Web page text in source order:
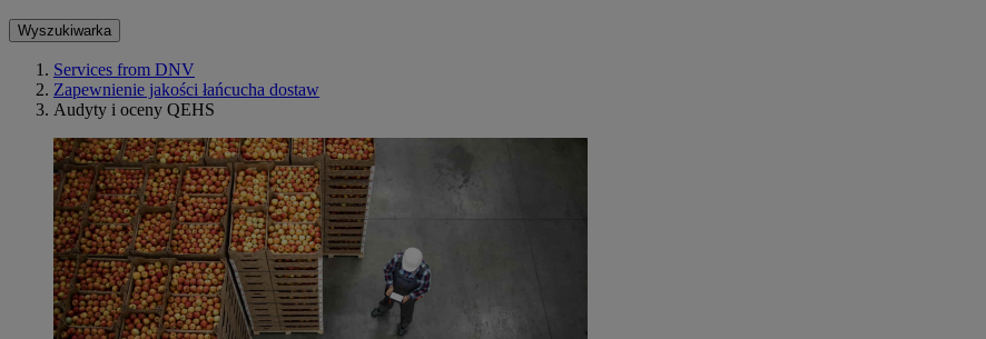
Wyszukiwarka
Services from DNV
Zapewnienie jakości łańcucha dostaw
Audyty i oceny QEHS